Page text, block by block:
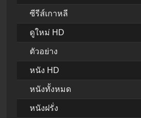
ซีรีส์เกาหลี
ดูใหม่ HD
ตัวอย่าง
หนัง HD
หนังทั้งหมด
หนังฝรั่ง